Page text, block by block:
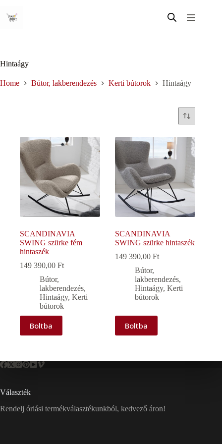
content
Hintaágy
Home Bútor, lakberendezés Kerti bútorok Hintaágy
SCANDINAVIA
SWING szürke fém
hintaszék
149 390,00 Ft
Bútor,
lakberendezés,
Hintaágy, Kerti
bútorok
Boltba
SCANDINAVIA
SWING szürke hintaszék
149 390,00Ft
Bútor,
lakberendezés,
Hintaágy,Kerti
bútorok
Boltba
Választék
Rendelj óriási termékválasztékunkból, kedvező áron!